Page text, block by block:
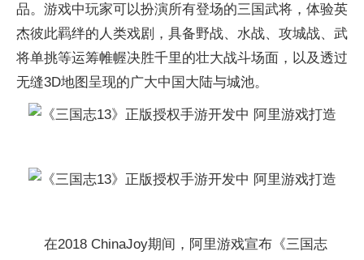
品。游戏中玩家可以扮演所有登场的三国武将，体验英
杰彼此羁绊的人类戏剧，具备野战、水战、攻城战、武
将单挑等运筹帷幄决胜千里的壮大战斗场面，以及透过
无缝3D地图呈现的广大中国大陆与城池。
在2018 ChinaJoy期间，阿里游戏宣布《三国志